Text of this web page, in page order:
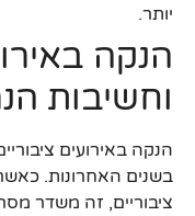
יותר.
הנקה
וחשיבות
הנקה באירועים
בשנים האחרונות.
ציבוריים, זה משדר